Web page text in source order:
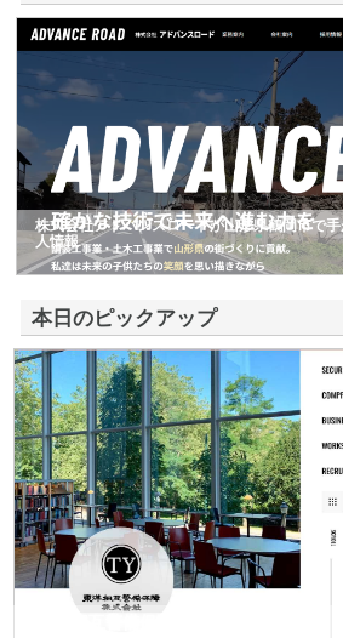
株式会社アドバンスロードが山形県鶴岡市で
人情報
本日のピックアップ